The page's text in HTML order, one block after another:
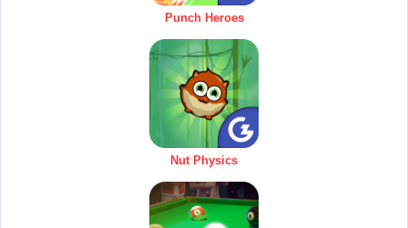
Punch Heroes
Nut Physics